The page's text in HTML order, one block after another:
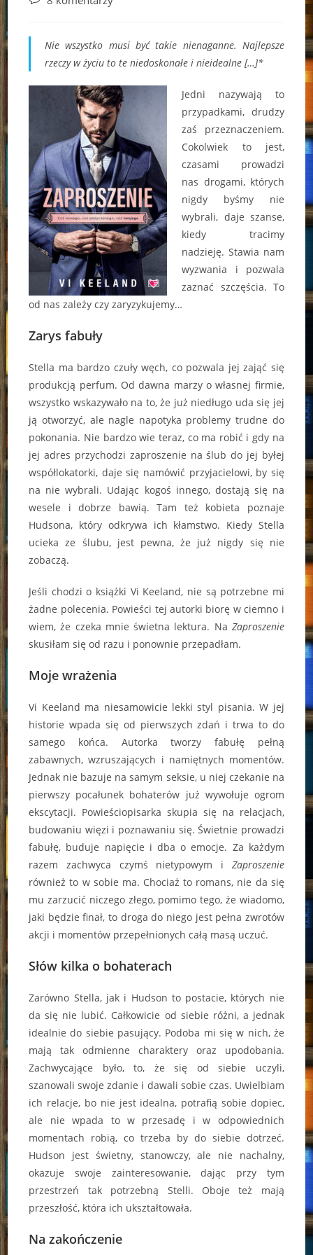
Nie wszystko musi być takie nienaganne. Najlepsze
rzeczy w życiu to te niedoskonałe i nieidealne […]*
Jedni nazywają to
przypadkami, drudzy
zaś przeznaczeniem.
Cokolwiek to jest,
czasami prowadzi
nas drogami, których
nigdy byśmy nie
wybrali, daje szanse,
kiedy tracimy
nadzieję. Stawia nam
wyzwania i pozwala
zaznać szczęścia. To
od nas zależy czy zaryzykujemy…
Zarys fabuły
Stella ma bardzo czuły węch, co pozwala jej zająć się
produkcją perfum. Od dawna marzy o własnej firmie,
wszystko wskazywało na to, że już niedługo uda się jej
ją otworzyć, ale nagle napotyka problemy trudne do
pokonania. Nie bardzo wie teraz, co ma robić i gdy na
jej adres przychodzi zaproszenie na ślub do jej byłej
współlokatorki, daje się namówić przyjacielowi, by się
na nie wybrali. Udając kogoś innego, dostają się na
wesele i dobrze bawią. Tam też kobieta poznaje
Hudsona, który odkrywa ich kłamstwo. Kiedy Stella
ucieka ze ślubu, jest pewna, że już nigdy się nie
zobaczą.
Jeśli chodzi o książki Vi Keeland, nie są potrzebne mi
żadne polecenia. Powieści tej autorki biorę w ciemno i
wiem, że czeka mnie świetna lektura. Na Zaproszenie
skusiłam się od razu i ponownie przepadłam.
Moje wrażenia
Vi Keeland ma niesamowicie lekki styl pisania. W jej
historie wpada się od pierwszych zdań i trwa to do
samego końca. Autorka tworzy fabułę pełną
zabawnych, wzruszających i namiętnych momentów.
Jednak nie bazuje na samym seksie, u niej czekanie na
pierwszy pocałunek bohaterów już wywołuje ogrom
ekscytacji. Powieściopisarka skupia się na relacjach,
budowaniu więzi i poznawaniu się. Świetnie prowadzi
fabułę, buduje napięcie i dba o emocje. Za każdym
razem zachwyca czymś nietypowym i Zaproszenie
również to w sobie ma. Chociaż to romans, nie da się
mu zarzucić niczego złego, pomimo tego, że wiadomo,
jaki będzie finał, to droga do niego jest pełna zwrotów
akcji i momentów przepełnionych całą masą uczuć.
Słów kilka o bohaterach
Zarówno Stella, jak i Hudson to postacie, których nie
da się nie lubić. Całkowicie od siebie różni, a jednak
idealnie do siebie pasujący. Podoba mi się w nich, że
mają tak odmienne charaktery oraz upodobania.
Zachwycające było, to, że się od siebie uczyli,
szanowali swoje zdanie i dawali sobie czas. Uwielbiam
ich relacje, bo nie jest idealna, potrafią sobie dopiec,
ale nie wpada to w przesadę i w odpowiednich
momentach robią, co trzeba by do siebie dotrzeć.
Hudson jest świetny, stanowczy, ale nie nachalny,
okazuje swoje zainteresowanie, dając przy tym
przestrzeń tak potrzebną Stelli. Oboje też mają
przeszłość, która ich ukształtowała.
Na zakończenie